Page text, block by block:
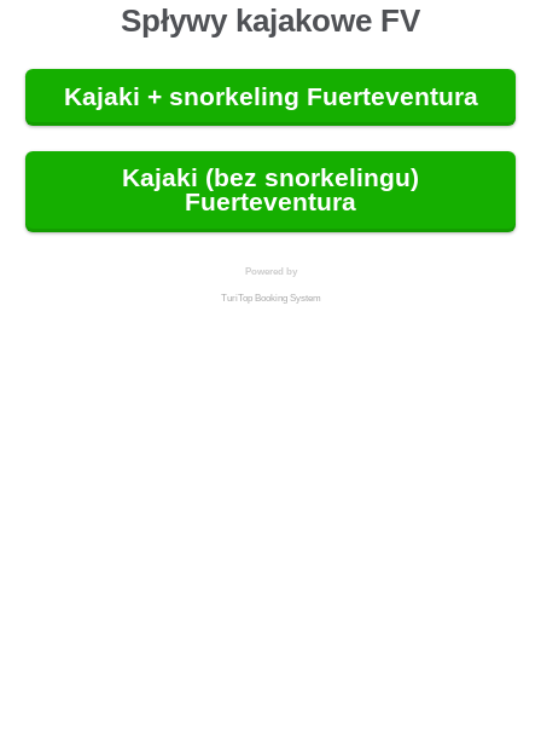
Spływy kajakowe FV
Kajaki + snorkeling Fuerteventura
Kajaki (bez snorkelingu)
Fuerteventura
Powered by
TuriTop Booking System